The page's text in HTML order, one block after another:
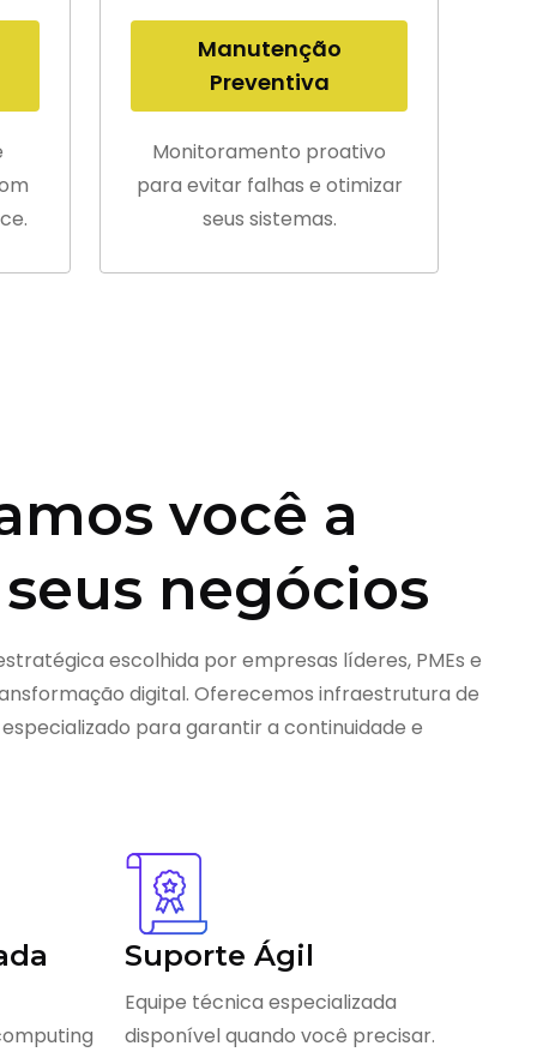
Manutenção
Preventiva
Monitoramento proativo
para evitar falhas e otimizar
seus sistemas.
você a
negócios
escolhida por empresas líderes, PMEs e
digital. Oferecemos infraestrutura de
para garantir a continuidade e
Suporte Ágil
Equipe técnica especializada
disponível quando você precisar.